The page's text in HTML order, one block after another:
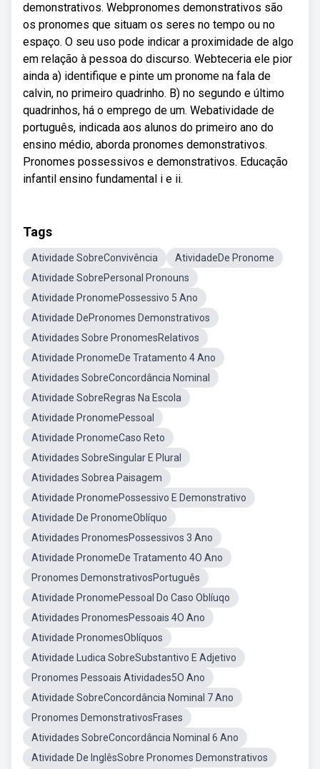
demonstrativos. Webpronomes demonstrativos são
os pronomes que situam os seres no tempo ou no
espaço. O seu uso pode indicar a proximidade de algo
em relação à pessoa do discurso. Webteceria ele pior
ainda a) identifique e pinte um pronome na fala de
calvin, no primeiro quadrinho. B) no segundo e último
quadrinhos, há o emprego de um. Webatividade de
português, indicada aos alunos do primeiro ano do
ensino médio, aborda pronomes demonstrativos.
Pronomes possessivos e demonstrativos. Educação
infantil ensino fundamental i e ii.
Tags
Atividade SobreConvivência
AtividadeDe Pronome
Atividade SobrePersonal Pronouns
Atividade PronomePossessivo 5 Ano
Atividade DePronomes Demonstrativos
Atividades Sobre PronomesRelativos
Atividade PronomeDe Tratamento 4 Ano
Atividades SobreConcordância Nominal
Atividade SobreRegras Na Escola
Atividade PronomePessoal
Atividade PronomeCaso Reto
Atividades SobreSingular E Plural
Atividades Sobrea Paisagem
Atividade PronomePossessivo E Demonstrativo
Atividade De PronomeOblíquo
Atividades PronomesPossessivos 3 Ano
Atividade PronomeDe Tratamento 4O Ano
Pronomes DemonstrativosPortuguês
Atividade PronomePessoal Do Caso Oblíuqo
Atividades PronomesPessoais 4O Ano
Atividade PronomesOblíquos
Atividade Ludica SobreSubstantivo E Adjetivo
Pronomes Pessoais Atividades5O Ano
Atividade SobreConcordância Nominal 7 Ano
Pronomes DemonstrativosFrases
Atividades SobreConcordância Nominal 6 Ano
Atividade De InglêsSobre Pronomes Demonstrativos